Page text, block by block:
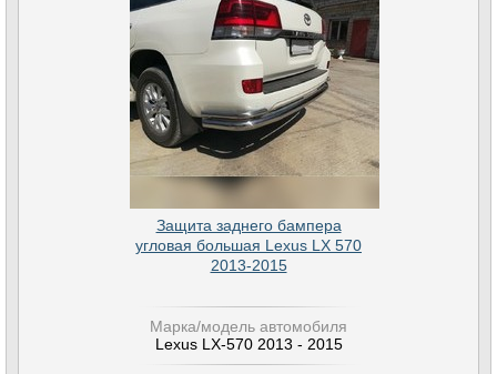
Защита заднего бампера
угловая большая Lexus LX 570
2013-2015
Марка/модель автомобиля
Lexus LX-570 2013 - 2015